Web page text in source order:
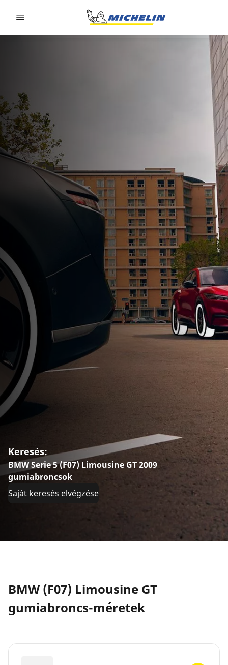
Keresés:
BMW Serie 5 (F07) Limousine GT 2009
gumiabroncsok
Saját keresés elvégzése
BMW (F07) Limousine GT
gumiabroncs-méretek